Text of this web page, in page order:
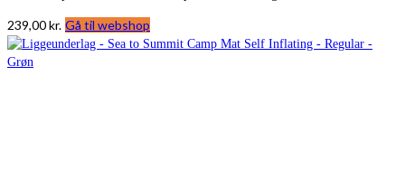
239,00kr. Gå til webshop